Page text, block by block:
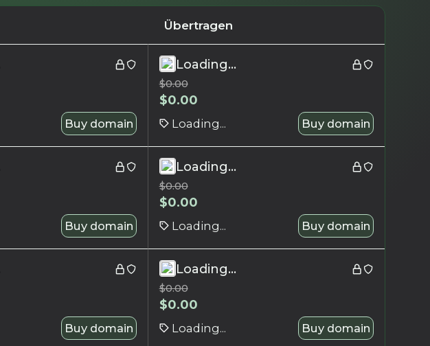
Übertragen
Buy domain
Loading...
$0.00
$0.00
Loading... Buy domain
Buy domain
Loading...
$0.00
$0.00
Loading... Buy domain
Buy domain
Loading...
$0.00
$0.00
Loading... Buy domain